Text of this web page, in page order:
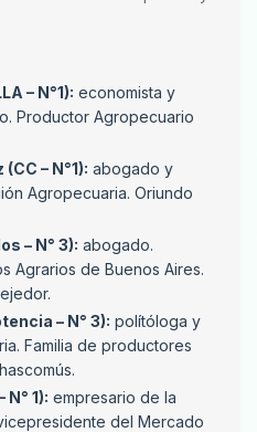
– N°1): economista y
Productor Agropecuario
– N°1): abogado y
Agropecuaria. Oriundo
– N° 3): abogado.
Agrarios de Buenos Aires.
– N° 3): polítóloga y
Familia de productores
1): empresario de la
del Mercado